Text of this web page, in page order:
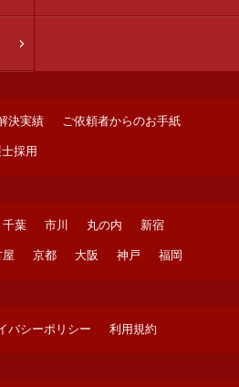
決実績 ご依頼者からのお手紙
採用
千葉 市川 丸の内 新宿
屋 京都 大阪 神戸 福岡
バシーポリシー 利用規約